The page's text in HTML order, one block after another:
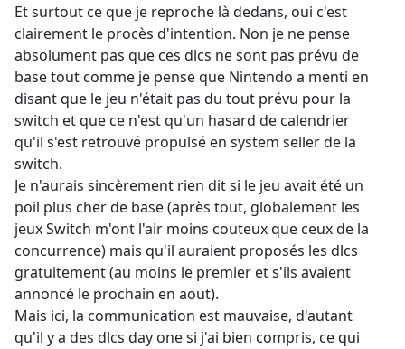
Et surtout ce que je reproche là dedans, oui c'est
clairement le procès d'intention. Non je ne pense
absolument pas que ces dlcs ne sont pas prévu de
base tout comme je pense que Nintendo a menti en
disant que le jeu n'était pas du tout prévu pour la
switch et que ce n'est qu'un hasard de calendrier
qu'il s'est retrouvé propulsé en system seller de la
switch.
Je n'aurais sincèrement rien dit si le jeu avait été un
poil plus cher de base (après tout, globalement les
jeux Switch m'ont l'air moins couteux que ceux de la
concurrence) mais qu'il auraient proposés les dlcs
gratuitement (au moins le premier et s'ils avaient
annoncé le prochain en aout).
Mais ici, la communication est mauvaise, d'autant
qu'il y a des dlcs day one si j'ai bien compris, ce qui